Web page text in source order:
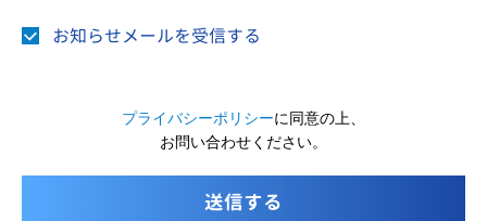
お知らせメールを受信する
プライバシーポリシーに同意の上、
お問い合わせください。